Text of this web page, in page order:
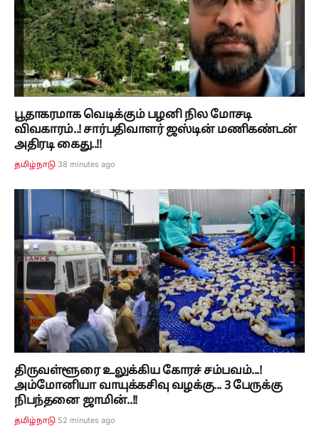
பூதாகரமாக வெடிக்கும் பழனி நில மோசடி
விவகாரம்..! சார்பதிவாளர் ஜஸ்டின் மணிகண்டன்
அதிரடி கைது..!!
தமிழ்நாடு 38 minutes ago
திருவள்ளூரை உலுக்கிய கோரச் சம்பவம்...!
அம்மோனியா வாயுக்கசிவு வழக்கு... 3 பேருக்கு
நிபந்தனை ஜாமின்..!!
தமிழ்நாடு 52 minutes ago